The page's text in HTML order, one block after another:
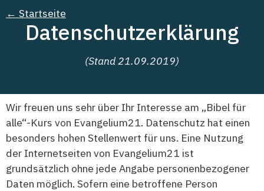
← Startseite
Datenschutzerklärung
(Stand 21.09.2019)
Wir freuen uns sehr über Ihr Interesse am „Bibel für
alle“-Kurs von Evangelium21. Datenschutz hat einen
besonders hohen Stellenwert für uns. Eine Nutzung
der Internetseiten von Evangelium21 ist
grundsätzlich ohne jede Angabe personenbezogener
Daten möglich. Sofern eine betroffene Person